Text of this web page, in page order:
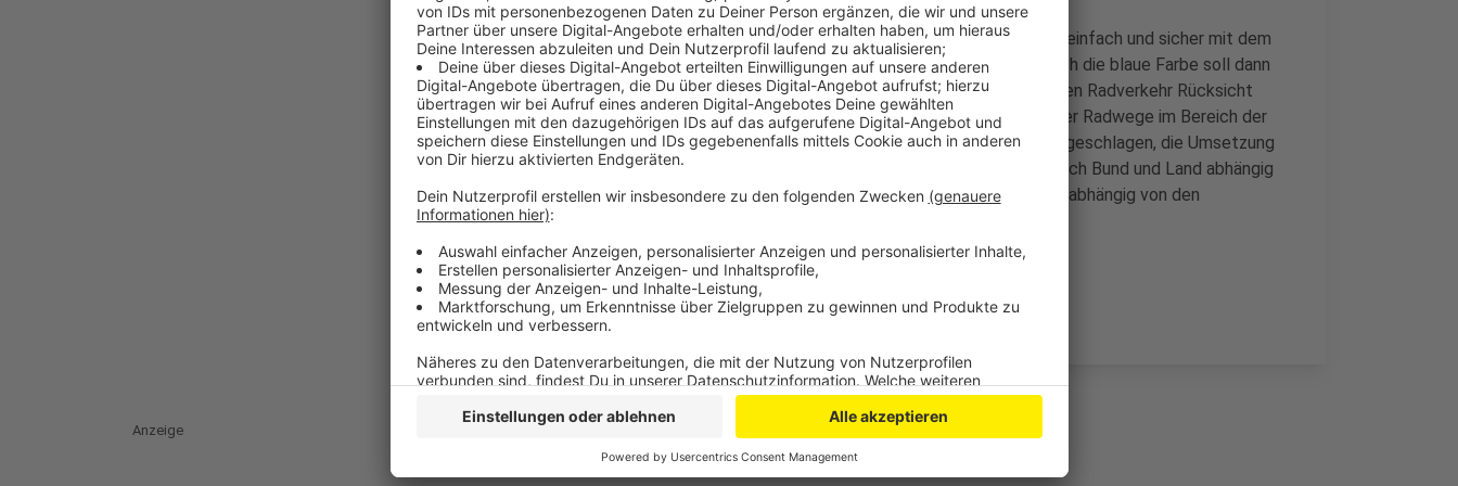
Denn dort soll ein Projekt umgesetzt werden, bei dem Wege, die einfach und sicher mit dem
Rad befahren werden können, blau eingefärbt werden sollen. Durch die blaue Farbe soll dann
allen Verkehrsteilnehmern signalisiert werden, dass sie dort auf den Radverkehr Rücksicht
nehmen sollen. Insgesamt wären dann rund sechseinhalb Kilometer Radwege im Bereich der
Stadt Rheinbach blau. Bürgermeister Raetz hat dem Stadtrat vorgeschlagen, die Umsetzung
der blauen Straßen von einer möglichen finanziellen Förderung durch Bund und Land abhängig
zu machen. Die Rheinbacher SPD fordert nun, das Projekt auch unabhängig von den
Anzeige
Anzeige